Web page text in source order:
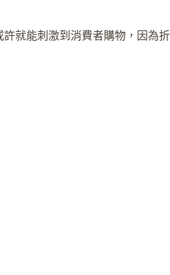
就能刺激到消費者購物，因為